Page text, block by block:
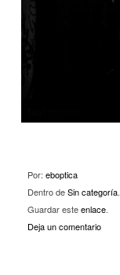
Por: eboptica
Dentro deSin categoría.
Guardar esteenlace.
Deja un comentario